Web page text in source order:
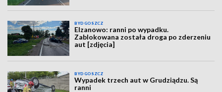
BYDGOSZCZ
Elzanowo: ranni po wypadku.
Zablokowana została droga po zderzeniu
aut [zdjęcia]
BYDGOSZCZ
Wypadek trzech aut w Grudziądzu. Są
ranni